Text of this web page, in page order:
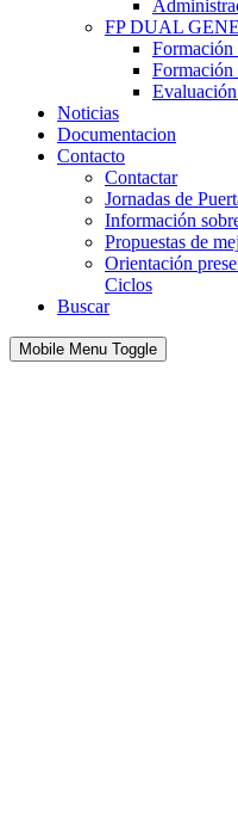
FP DUAL
Formación
Formación
Noticias
Documentacion
Contacto
Contactar
Jornadas de
Información
Propuestas de
Orientación
Ciclos
Buscar
Mobile Menu Toggle